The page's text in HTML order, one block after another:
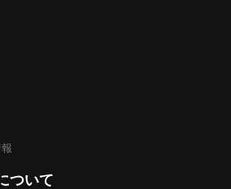
ついて